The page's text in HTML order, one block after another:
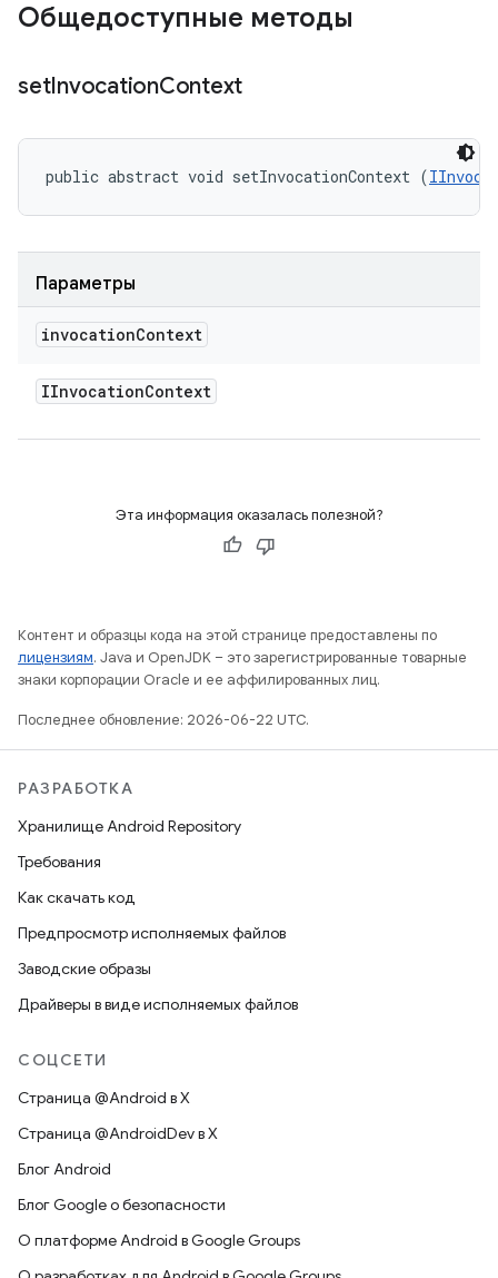
Общедоступные методы
setInvocationContext
public abstract void setInvocationContext (
Параметры
invocationContext
IInvocationContext
Эта информация оказалась полезной?
Контент и образцы кода на этой странице предоставлены по
лицензиям. Java и OpenJDK – это зарегистрированные товарные
знаки корпорации Oracle и ее аффилированных лиц.
Последнее обновление: 2026-06-22 UTC.
РАЗРАБОТКА
Хранилище Android Repository
Требования
Как скачать код
Предпросмотр исполняемых файлов
Заводские образы
Драйверы в виде исполняемых файлов
СОЦСЕТИ
Страница @Android в X
Страница @AndroidDev в X
Блог Android
Блог Google о безопасности
О платформе Android в Google Groups